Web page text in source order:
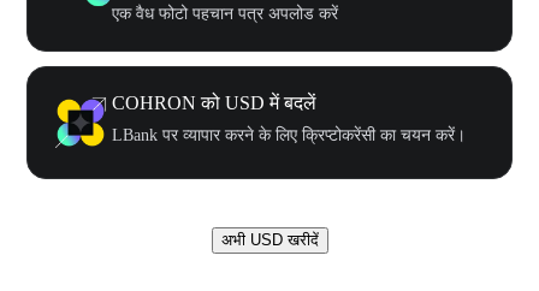
एक वैध फोटो पहचान पत्र अपलोड करें
COHRON को USD में बदलें
LBank पर व्यापार करने के लिए क्रिप्टोकरेंसी का चयन करें।
अभी USD खरीदें